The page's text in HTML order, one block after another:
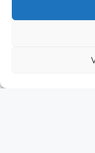
[mc4wp_form